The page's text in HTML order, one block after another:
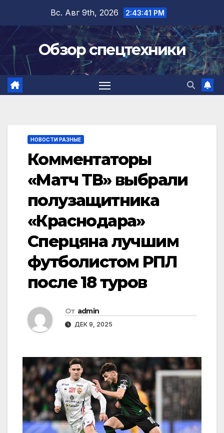
содержимому
Вс. Авг 9th, 2026 2:43:41 PM
Обзор спецтехники
НОВОСТИ РАЗНЫЕ
Комментаторы
«Матч ТВ» выбрали
полузащитника
«Краснодара»
Сперцяна лучшим
футболистом РПЛ
после 18 туров
От admin
ДЕК 9, 2025